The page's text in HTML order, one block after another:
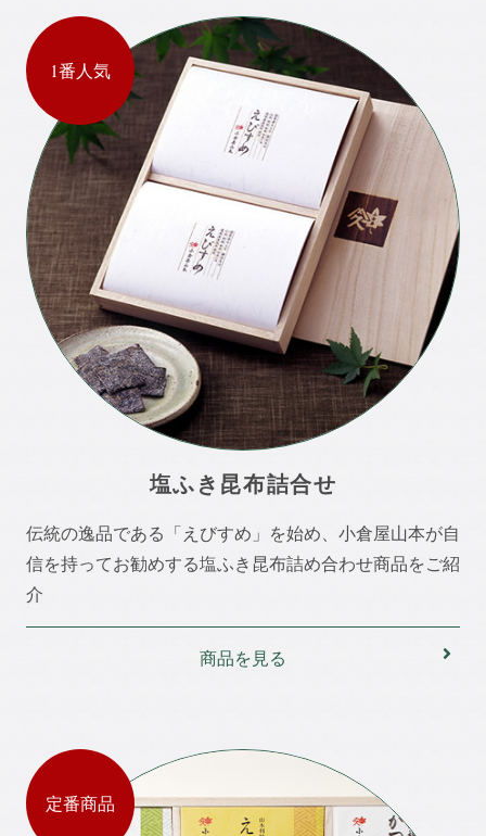
1番人気
塩ふき昆布詰合せ
伝統の逸品である「えびすめ」を始め、小倉屋山本が自
信を持ってお勧めする塩ふき昆布詰め合わせ商品をご紹
介
商品を見る
定番商品